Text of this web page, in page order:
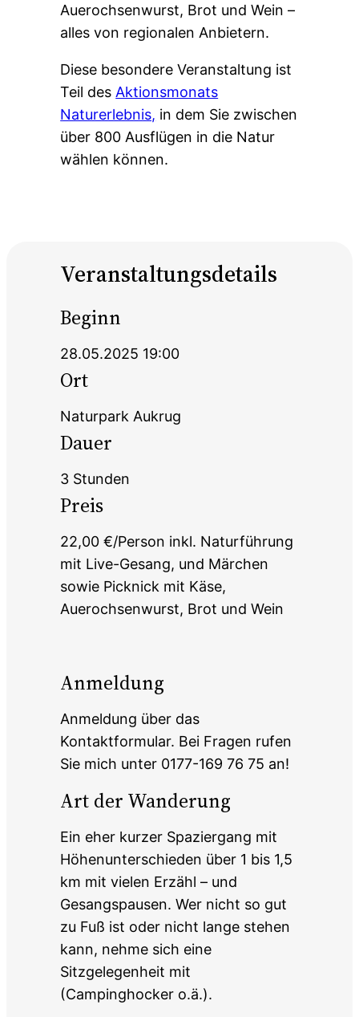
Auerochsenwurst, Brot und Wein –
alles von regionalen Anbietern.
Diese besondere Veranstaltung ist
Teil des Aktionsmonats
Naturerlebnis, in dem Sie zwischen
über 800 Ausflügen in die Natur
wählen können.
Veranstaltungsdetails
Beginn
28.05.2025 19:00
Ort
Naturpark Aukrug
Dauer
3 Stunden
Preis
22,00 €/Person inkl. Naturführung
mit Live-Gesang, und Märchen
sowie Picknick mit Käse,
Auerochsenwurst, Brot und Wein
Anmeldung
Anmeldung über das
Kontaktformular. Bei Fragen rufen
Sie mich unter 0177-169 76 75 an!
Art der Wanderung
Ein eher kurzer Spaziergang mit
Höhenunterschieden über 1 bis 1,5
km mit vielen Erzähl – und
Gesangspausen. Wer nicht so gut
zu Fuß ist oder nicht lange stehen
kann, nehme sich eine
Sitzgelegenheit mit
(Campinghocker o.ä.).